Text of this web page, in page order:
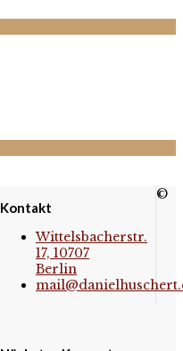
Kontakt
Wittelsbacherstr.
17, 10707
Berlin
©